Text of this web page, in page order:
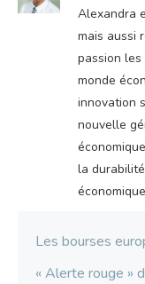
Alexandra
mais aussi
passion
monde
innovation
nouvelle
la
Les bourses
« Alerte rouge »